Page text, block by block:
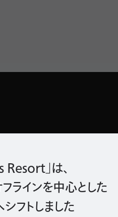
」は、
ラインを中心とした
シフトしました
いますね。長期的に働くことを